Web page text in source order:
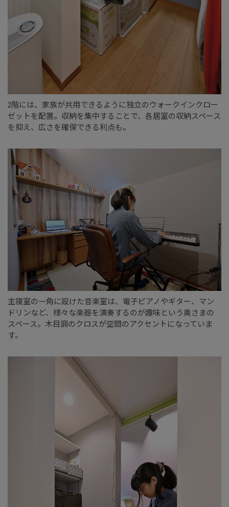
2階には、家族が共用できるように独立のウォークインクロー
ゼットを配置。収納を集中することで、各居室の収納スペース
を抑え、広さを確保できる利点も。
主寝室の一角に設けた音楽室は、電子ピアノやギター、マン
ドリンなど、様々な楽器を演奏するのが趣味という奥さまの
スペース。木目調のクロスが空間のアクセントになっていま
す。